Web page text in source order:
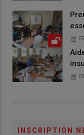
INSCRIPTION